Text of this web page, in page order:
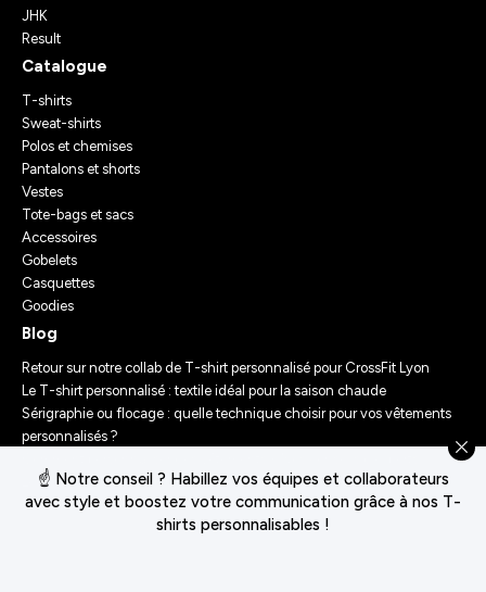
☝️ Notre conseil ? Habillez vos équipes et collaborateurs
avec style et boostez votre communication grâce à nos T-
shirts personnalisables !
JHK
Result
Catalogue
T-shirts
Sweat-shirts
Polos et chemises
Pantalons et shorts
Vestes
Tote-bags et sacs
Accessoires
Gobelets
Casquettes
Goodies
Blog
Retour sur notre collab de T-shirt personnalisé pour CrossFit Lyon
Le T-shirt personnalisé : textile idéal pour la saison chaude
Sérigraphie ou flocage : quelle technique choisir pour vos vêtements
personnalisés ?
Le Festival Chasseur d’Orage : Un Merch Sur-Mesure pour un
Événement Unique